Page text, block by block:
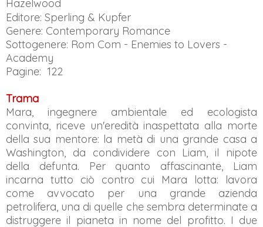
Hazelwood
Editore: Sperling & Kupfer
Genere: Contemporary Romance
Sottogenere: Rom Com - Enemies to Lovers -
Academy
Pagine: 122
Trama
Mara, ingegnere ambientale ed ecologista
convinta, riceve un'eredità inaspettata alla morte
della sua mentore: la metà di una grande casa a
Washington, da condividere con Liam, il nipote
della defunta. Per quanto affascinante, Liam
incarna tutto ciò contro cui Mara lotta: lavora
come avvocato per una grande azienda
petrolifera, una di quelle che sembra determinate a
distruggere il pianeta in nome del profitto. I due